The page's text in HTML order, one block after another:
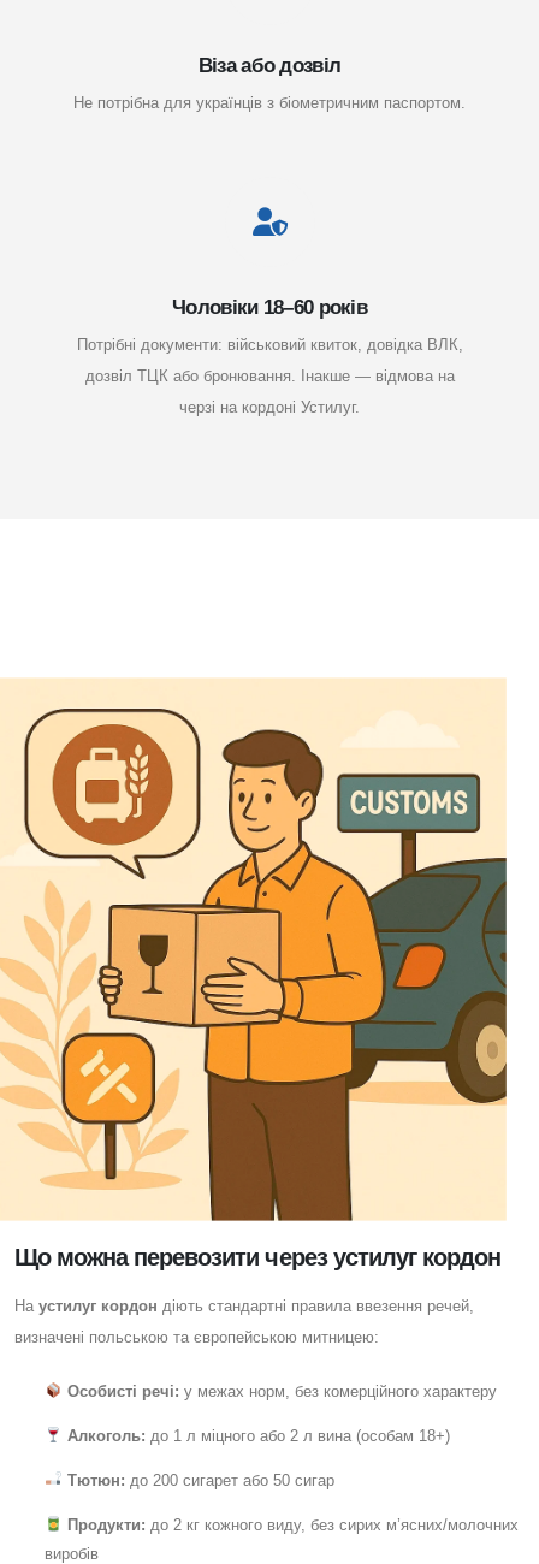
Віза або дозвіл
Не потрібна для українців з біометричним паспортом.
Чоловіки 18–60 років
Потрібні документи: військовий квиток, довідка ВЛК,
дозвіл ТЦК або бронювання. Інакше — відмова на
черзі на кордоні Устилуг.
Що можна перевозити через устилуг кордон
На устилуг кордон діють стандартні правила ввезення речей,
визначені польською та європейською митницею:
Особисті речі: у межах норм, без комерційного характеру
Алкоголь: до 1 л міцного або 2 л вина (особам 18+)
Тютюн: до 200 сигарет або 50 сигар
Продукти: до 2 кг кожного виду, без сирих м’ясних/молочних
виробів